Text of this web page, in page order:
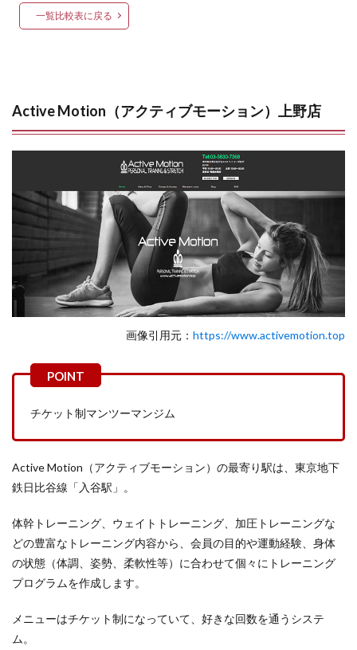
一覧比較表に戻る
Active Motion（アクティブモーション）上野店
画像引用元： https://www.activemotion.top
チケット制マンツーマンジム
Active Motion（アクティブモーション）の最寄り駅は、東京地下
鉄日比谷線「入谷駅」。
体幹トレーニング、ウェイトトレーニング、加圧トレーニングな
どの豊富なトレーニング内容から、会員の目的や運動経験、身体
の状態（体調、姿勢、柔軟性等）に合わせて個々にトレーニング
プログラムを作成します。
メニューはチケット制になっていて、好きな回数を通うシステ
ム。